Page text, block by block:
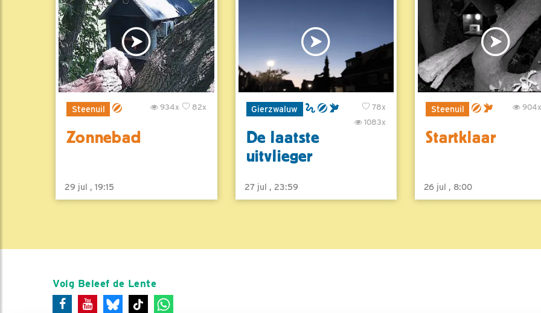
Steenuil 82x
934x
Zonnebad
29 jul , 19:15
Gierzwaluw
78x
1083x
De laatste
uitvlieger
27 jul , 23:59
Steenuil 904x
Startklaar
26 jul , 8:00
Volg Beleef de Lente